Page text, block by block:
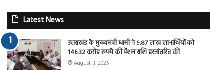
Latest News
उत्तराखंड के मुख्यमंत्री धामी ने 9.87 लाख लाभार्थियों को
146.32 करोड़ रुपये की पेंशन राशि हस्तांतरित की
August 8, 2026